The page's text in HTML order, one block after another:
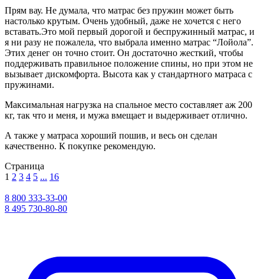
Прям вау. Не думала, что матрас без пружин может быть
настолько крутым. Очень удобный, даже не хочется с него
вставать.Это мой первый дорогой и беспружинный матрас, и
я ни разу не пожалела, что выбрала именно матрас “Лойола”.
Этих денег он точно стоит. Он достаточно жесткий, чтобы
поддерживать правильное положение спины, но при этом не
вызывает дискомфорта. Высота как у стандартного матраса с
пружинами.
Максимальная нагрузка на спальное место составляет аж 200
кг, так что и меня, и мужа вмещает и выдерживает отлично.
А также у матраса хороший пошив, и весь он сделан
качественно. К покупке рекомендую.
Страница
1 2 3 4 5 ... 16
8 800 333-33-00
8 495 730-80-80